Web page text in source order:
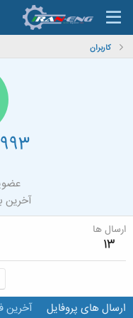
کاربران
آخرین
ارسال ها
13
ارسال های پروفایل آخرین